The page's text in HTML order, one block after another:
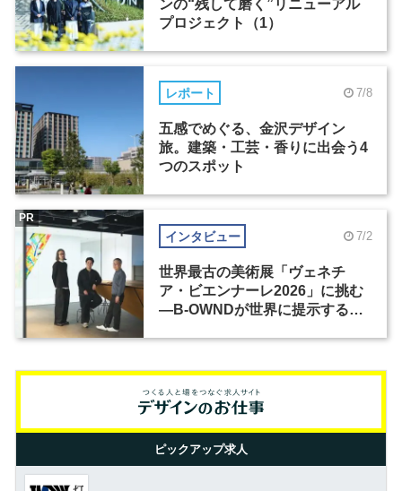
ンの“残して磨く”リニューアル
プロジェクト（1）
レポート 7/8
五感でめぐる、金沢デザイン
旅。建築・工芸・香りに出会う4
つのスポット
インタビュー 7/2
世界最古の美術展「ヴェネチ
ア・ビエンナーレ2026」に挑む
―B-OWNDが世界に提示する美
PR
ピックアップ求人